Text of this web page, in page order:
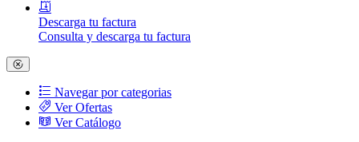
Descarga tu factura
Consulta y descarga tu factura
Navegar por categorias
Ver Ofertas
Ver Catálogo